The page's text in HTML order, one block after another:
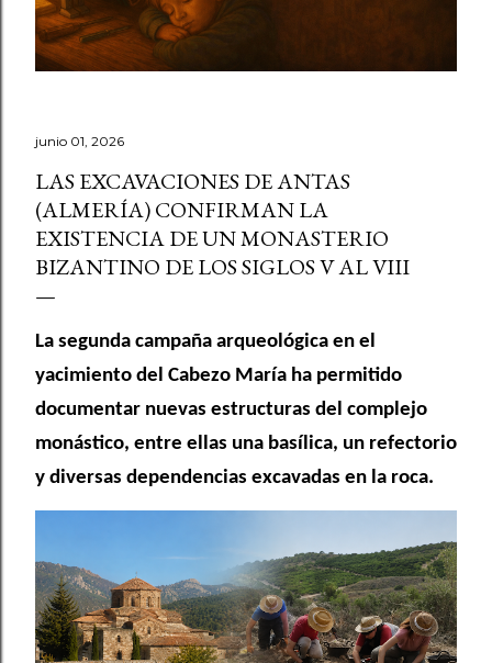
junio 01, 2026
LAS EXCAVACIONES DE ANTAS
(ALMERÍA) CONFIRMAN LA
EXISTENCIA DE UN MONASTERIO
BIZANTINO DE LOS SIGLOS V AL VIII
La segunda campaña arqueológica en el
yacimiento del Cabezo María ha permitido
documentar nuevas estructuras del complejo
monástico, entre ellas una basílica, un refectorio
y diversas dependencias excavadas en la roca.